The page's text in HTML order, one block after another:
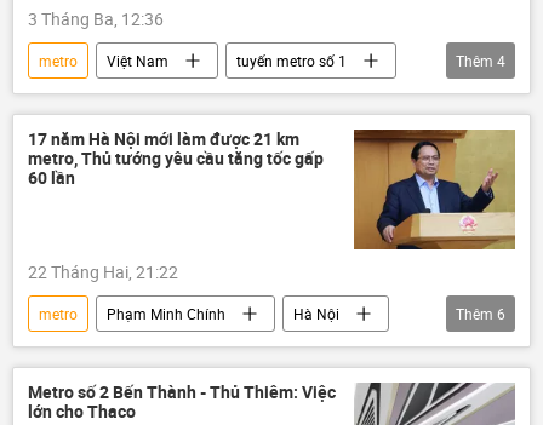
3 Tháng Ba, 12:36
metro Việt Nam
tuyến metro số 1
tuyến metro số 2
Long Thành
Sân bay Long Thành
giao thông
Thêm 4
17 năm Hà Nội mới làm được 21 km
metro, Thủ tướng yêu cầu tăng tốc gấp
60 lần
22 Tháng Hai, 21:22
metro Phạm Minh Chính
Hà Nội
Việt Nam
Thủ tướng
công nghệ
Viettel
Chính phủ đầu tư
Thêm 6
Metro số 2 Bến Thành - Thủ Thiêm: Việc
lớn cho Thaco